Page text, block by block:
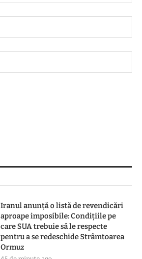
Iranul anunță o listă de revendicări
aproape imposibile: Condițiile pe
care SUA trebuie să le respecte
pentru a se redeschide Strâmtoarea
Ormuz